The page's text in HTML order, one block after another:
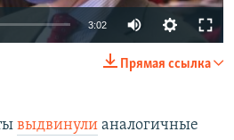
3:02
Прямая ссылка
выдвинули аналогичные